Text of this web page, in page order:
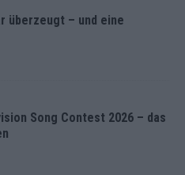
überzeugt – und eine
Song Contest 2026 – das